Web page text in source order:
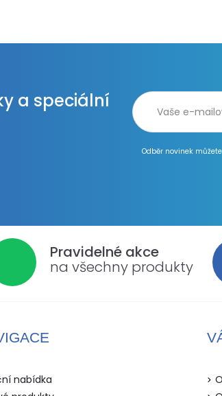
a speciální
Odběr novinek
Pravidelné akce
na všechny produkty
nabídka